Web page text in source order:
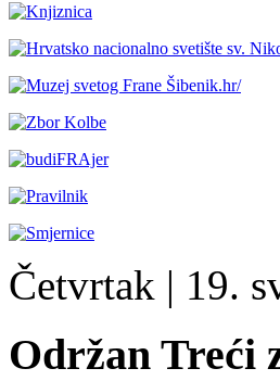
Četvrtak | 19.
Održan Treći